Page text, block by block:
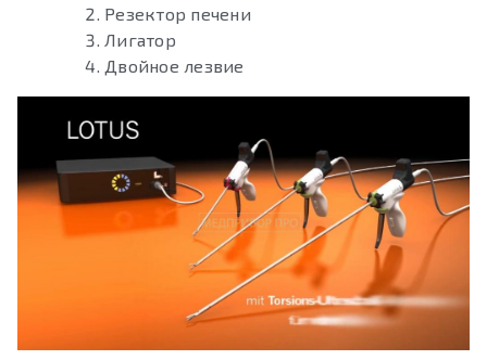
Резектор печени
Лигатор
Двойное лезвие